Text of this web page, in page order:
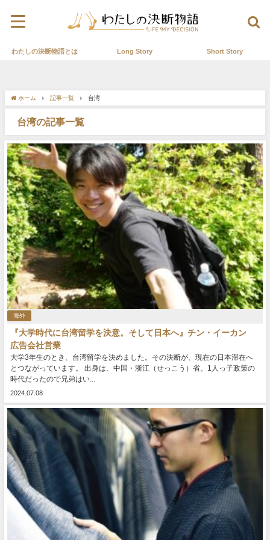
わたしの決断物語とは Long Story Short Story
ホーム 記事一覧 台湾
台湾の記事一覧
海外
『大学時代に台湾留学を決意。そして日本へ』チン・イーカン
広告会社営業
大学3年生のとき、台湾留学を決めました。その決断が、現在の日本滞在へ
とつながっています。 出身は、中国・浙江（せっこう）省。1人っ子政策の
時代だったので兄弟はい...
2024.07.08